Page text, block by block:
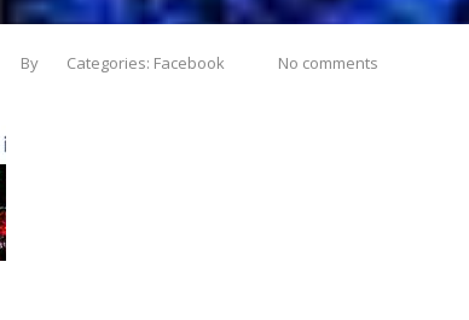
By Categories: Facebook No comments